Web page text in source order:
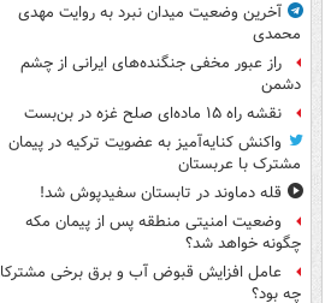
آخرین وضعیت میدان نبرد به روایت مهدی
محمدی
راز عبور مخفی جنگنده‌های ایرانی از چشم
دشمن
نقشه راه ۱۵ ماده‌ای صلح غزه در بن‌بست
واکنش کنایه‌آمیز به عضویت ترکیه در پیمان
مشترک با عربستان
قله دماوند در تابستان سفیدپوش شد!
وضعیت امنیتی منطقه پس از پیمان مکه
چگونه خواهد شد؟
عامل افزایش قبوض آب و برق برخی
چه بود؟